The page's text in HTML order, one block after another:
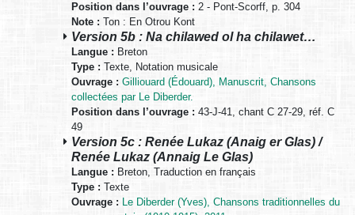
Position dans l’ouvrage : 2 - Pont-Scorff, p. 304
Note : Ton : En Otrou Kont
Version 5b : Na chilawed ol ha chilawet…
Langue : Breton
Type : Texte, Notation musicale
Ouvrage : Gilliouard (Édouard), Manuscrit, Chansons
collectées par Le Diberder.
Position dans l’ouvrage : 43-J-41, chant C 27-29, réf. C
49
Version 5c : Renée Lukaz (Anaig er Glas) /
Renée Lukaz (Annaig Le Glas)
Langue : Breton, Traduction en français
Type : Texte
Ouvrage : Le Diberder (Yves), Chansons traditionnelles du